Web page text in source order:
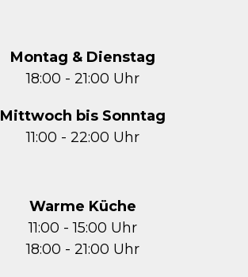
Montag & Dienstag
18:00 - 21:00 Uhr
Mittwoch bis Sonntag
11:00 - 22:00 Uhr
Warme Küche
11:00 - 15:00 Uhr
18:00 - 21:00 Uhr